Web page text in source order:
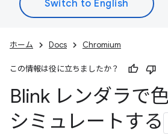
ホーム Docs Chromium
この情報は役に立ちましたか？
Blink レンダラで
シミュレートする